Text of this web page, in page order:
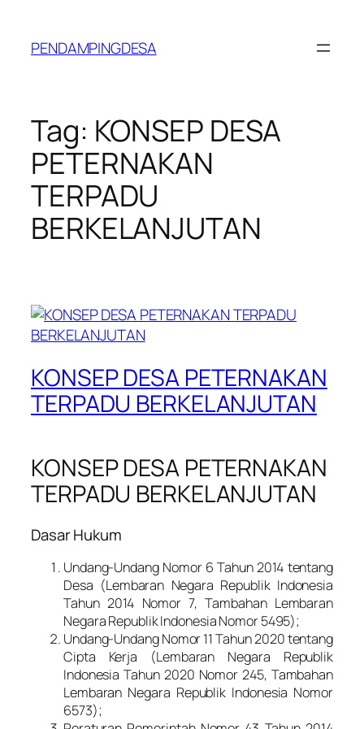
konten
PENDAMPINGDESA
Tag: KONSEP DESA
PETERNAKAN
TERPADU
BERKELANJUTAN
KONSEP DESA PETERNAKAN
TERPADU BERKELANJUTAN
KONSEP DESA PETERNAKAN
TERPADU BERKELANJUTAN
Dasar Hukum
Undang-Undang Nomor 6 Tahun 2014 tentang
Desa (Lembaran Negara Republik Indonesia
Tahun 2014 Nomor 7, Tambahan Lembaran
Negara Republik Indonesia Nomor 5495);
Undang-Undang Nomor 11 Tahun 2020 tentang
Cipta Kerja (Lembaran Negara Republik
Indonesia Tahun 2020 Nomor 245, Tambahan
Lembaran Negara Republik Indonesia Nomor
6573);